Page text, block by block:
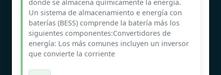
donde se almacena químicamente la energía.
Un sistema de almacenamiento e energía con
baterías (BESS) comprende la batería más los
siguientes componentes:Convertidores de
energía: Los más comunes incluyen un inversor
que convierte la corriente